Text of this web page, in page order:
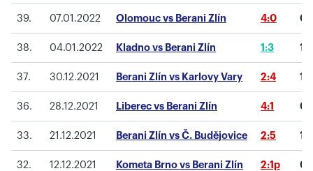
39. 07.01.2022 Olomouc vs Berani Zlín 4:0 0
38. 04.01.2022 Kladno vs Berani Zlín 1:3 1
37. 30.12.2021 Berani Zlín vs Karlovy Vary 2:4 1
36. 28.12.2021 Liberec vs Berani Zlín 4:1 0
33. 21.12.2021 Berani Zlín vs Č. Budějovice 2:5 1
32. 12.12.2021 Kometa Brno vs Berani Zlín 2:1p 0